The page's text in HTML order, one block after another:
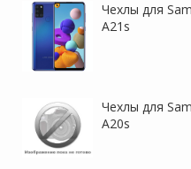
Чехлы для
A21s
Чехлы для
A20s